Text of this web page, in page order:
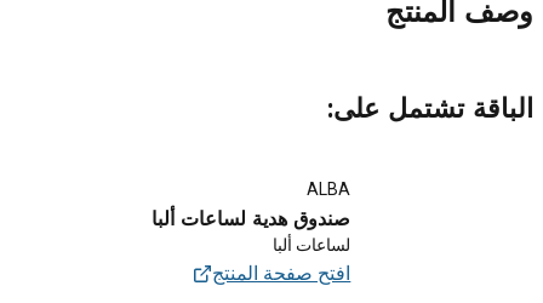
وصف المنتج
الباقة تشتمل على:
ALBA
صندوق هدية لساعات ألبا
لساعات ألبا
افتح صفحة المنتج